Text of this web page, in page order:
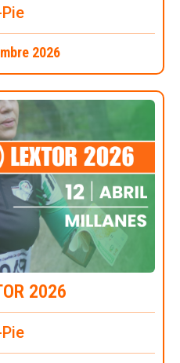
2026
2026